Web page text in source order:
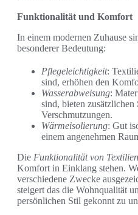
Funktionalität und Komfort
In einem modernen Zuhause
besonderer Bedeutung:
Pflegeleichtigkeit:
sind, erhöhen den
Wasserabweisung:
sind, bieten zusätzlichen
Verschmutzungen.
Wärmeisolierung: Gut
einem angenehmen
Die Funktionalität von Textilien
Komfort in Einklang stehen.
verschiedene Zwecke
steigert das die Wohnqualität
persönlichen Stil gekonnt zu